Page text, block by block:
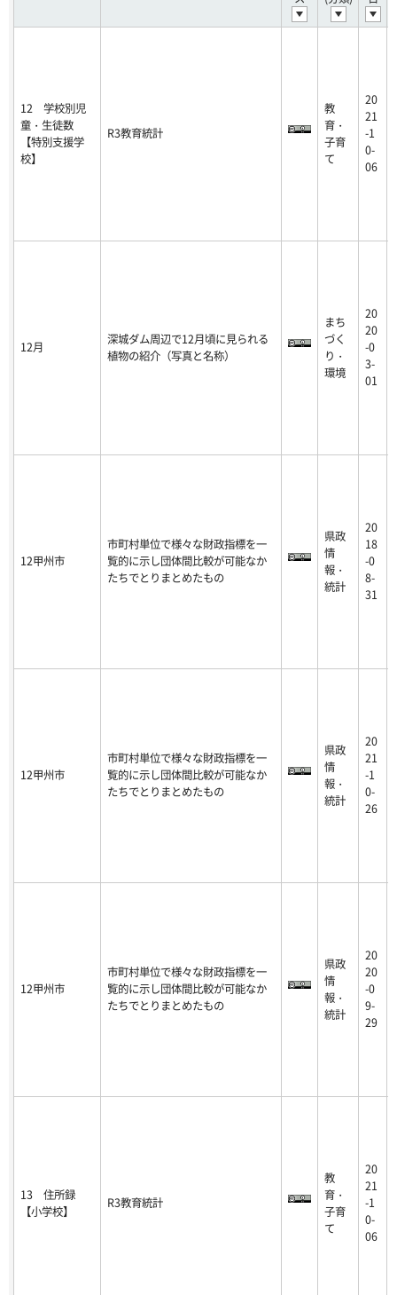
12 学校別児
童・生徒数
【特別支援学
校】
R3教育統計
教
育・
子育
て
20
21
-1
0-
06
12月
深城ダム周辺で12月頃に見られる
植物の紹介（写真と名称）
まち
づく
り・
環境
20
20
-0
3-
01
12甲州市
市町村単位で様々な財政指標を一
覧的に示し団体間比較が可能なか
たちでとりまとめたもの
県政
情
報・
統計
20
18
-0
8-
31
12甲州市
市町村単位で様々な財政指標を一
覧的に示し団体間比較が可能なか
たちでとりまとめたもの
県政
情
報・
統計
20
21
-1
0-
26
12甲州市
市町村単位で様々な財政指標を一
覧的に示し団体間比較が可能なか
たちでとりまとめたもの
県政
情
報・
統計
20
20
-0
9-
29
13 住所録
【小学校】
R3教育統計
教
育・
子育
て
20
21
-1
0-
06